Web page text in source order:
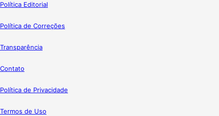
Política Editorial
Política de Correções
Transparência
Contato
Política de Privacidade
Termos de Uso